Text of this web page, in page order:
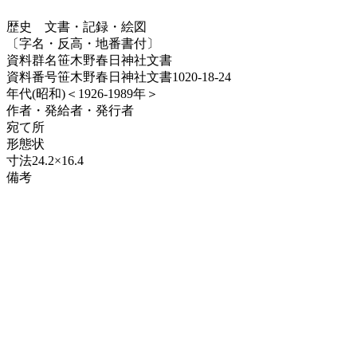
歴史
文書・記録・絵図
〔字名・反高・地番書付〕
資料群名笹木野春日神社文書
資料番号笹木野春日神社文書1020-18-24
年代(昭和)＜1926-1989年＞
作者・発給者・発行者
宛て所
形態状
寸法24.2×16.4
備考